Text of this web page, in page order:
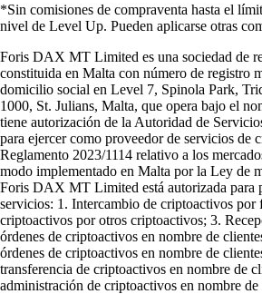
*Sin comisiones de compraventa hasta el
nivel de Level Up. Pueden aplicarse otras
Foris DAX MT Limited es una sociedad de
constituida en Malta con número de registro
domicilio social en Level 7, Spinola Park,
1000, St. Julians, Malta, que opera bajo el
tiene autorización de la Autoridad de
para ejercer como proveedor de servicios de
Reglamento 2023/1114 relativo a los
modo implementado en Malta por la Ley de
Foris DAX MT Limited está autorizada para
servicios: 1. Intercambio de criptoactivos por
criptoactivos por otros criptoactivos; 3.
órdenes de criptoactivos en nombre de
órdenes de criptoactivos en nombre de
transferencia de criptoactivos en nombre de
administración de criptoactivos en nombre de